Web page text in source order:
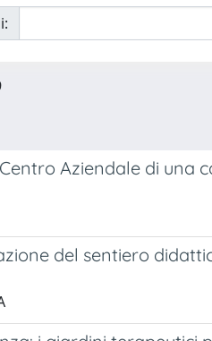
Aziendale di una
del sentiero